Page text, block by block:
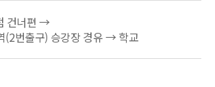
건너편 →
(2번출구) 승강장 경유 → 학교